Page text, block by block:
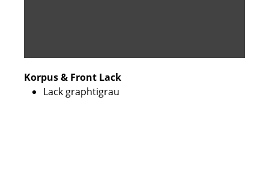
Korpus & Front Lack
Lack graphtigrau